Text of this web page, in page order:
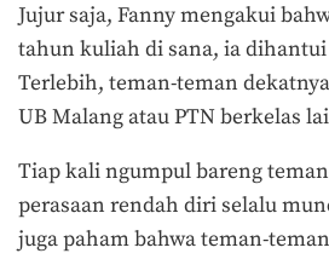
Jujur saja, Fanny mengakui
tahun kuliah di sana, ia
Terlebih, teman-teman
UB Malang atau PTN berkelas
Tiap kali ngumpul bareng
perasaan rendah diri selalu
juga paham bahwa teman-